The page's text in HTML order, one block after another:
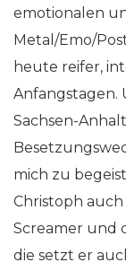
emotionalen
Metal/Emo/
heute reifer,
Anfangstagen.
Sachsen-
mich zu
Christoph
Screamer und
die setzt er